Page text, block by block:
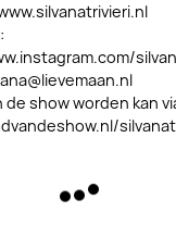
de show worden kan